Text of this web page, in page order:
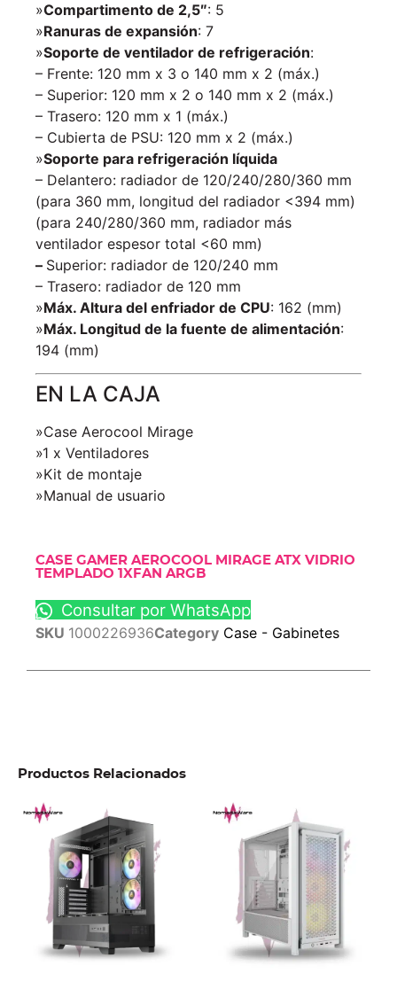
»Compartimento de 2,5″: 5
»Ranuras de expansión: 7
»Soporte de ventilador de refrigeración:
– Frente: 120 mm x 3 o 140 mm x 2 (máx.)
– Superior: 120 mm x 2 o 140 mm x 2 (máx.)
– Trasero: 120 mm x 1 (máx.)
– Cubierta de PSU: 120 mm x 2 (máx.)
»Soporte para refrigeración líquida
– Delantero: radiador de 120/240/280/360 mm
(para 360 mm, longitud del radiador <394 mm)
(para 240/280/360 mm, radiador más
ventilador espesor total <60 mm)
– Superior: radiador de 120/240 mm
– Trasero: radiador de 120 mm
»Máx. Altura del enfriador de CPU: 162 (mm)
»Máx. Longitud de la fuente de alimentación:
194 (mm)
EN LA CAJA
»Case Aerocool Mirage
»1 x Ventiladores
»Kit de montaje
»Manual de usuario
CASE GAMER AEROCOOL MIRAGE ATX VIDRIO
TEMPLADO 1XFAN ARGB
Consultar por WhatsApp
SKU 1000226936Category Case - Gabinetes
Productos Relacionados